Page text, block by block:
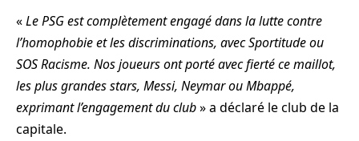
«Le PSG est complètement engagé dans la lutte contre
l’homophobie et les discriminations, avec Sportitude ou
SOS Racisme. Nos joueurs ont porté avec fierté ce maillot,
les plus grandes stars, Messi, Neymar ou Mbappé,
exprimant l’engagement du club» a déclaré le club de la
capitale.